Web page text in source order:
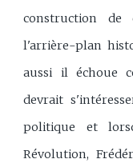
construction
l'arrière-plan
aussi il échoue
devrait
politique et
Révolution,